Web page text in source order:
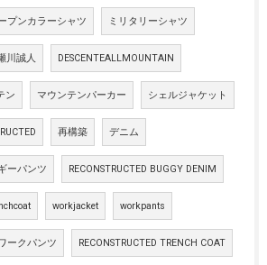
プンカラーシャツ ミリタリーシャツ
川誠人 DESCENTEALLMOUNTAIN
ン マウンテンパーカー シェルジャケット
再構築 デニム
ーパンツ RECONSTRUCTED BUGGY DENIM
workjacket workpants
ークパンツ RECONSTRUCTED TRENCH COAT